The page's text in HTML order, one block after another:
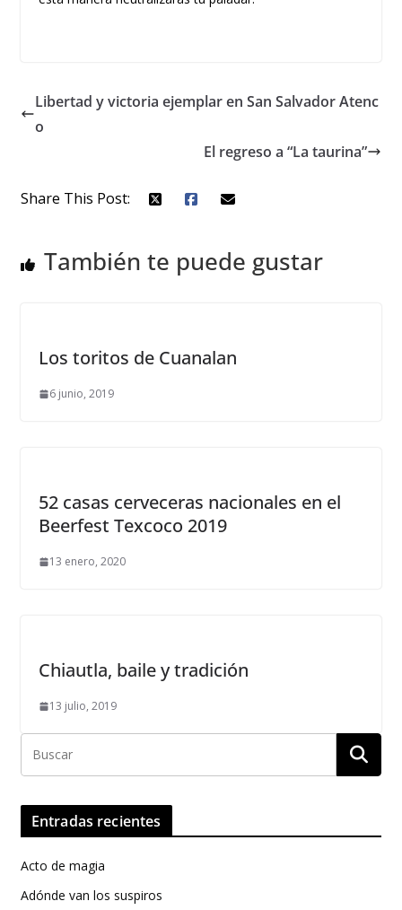
Libertad y victoria ejemplar en San Salvador Atenc
o
El regreso a “La taurina”
Share This Post:
También te puede gustar
Los toritos de Cuanalan
6 junio, 2019
52 casas cerveceras nacionales en el
Beerfest Texcoco 2019
13 enero, 2020
Chiautla, baile y tradición
13 julio, 2019
Entradas recientes
Acto de magia
Adónde van los suspiros